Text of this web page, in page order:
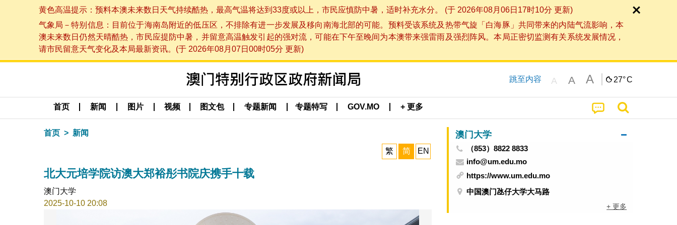
黄色高温提示：预料本澳未来数日天气持续酷热，最高气温将达到33度或以上，市民应慎防中暑，适时补充水分。 (于 2026年08月06日17时10分 更新)
气象局－特别信息：目前位于海南岛附近的低压区，不排除有进一步发展及移向南海北部的可能。预料受该系统及热带气旋「白海豚」共同带来的内陆气流影响，本
澳未来数日仍然天晴酷热，市民应提防中暑，并留意高温触发引起的强对流，可能在下午至晚间为本澳带来强雷雨及强烈阵风。本局正密切监测有关系统发展情况，
请市民留意天气变化及本局最新资讯。(于 2026年08月07日00时05分 更新)
跳至内容 A A A 27°C
首页 新闻 图片 视频 图文包 专题新闻 专题特写 GOV.MO + 更多
首页 新闻
繁 简 EN
北大元培学院访澳大郑裕彤书院庆携手十载
澳门大学
2025-10-10 20:08
澳门大学
（853）8822 8833
info@um.edu.mo
https://www.um.edu.mo
中国澳门氹仔大学大马路
+ 更多